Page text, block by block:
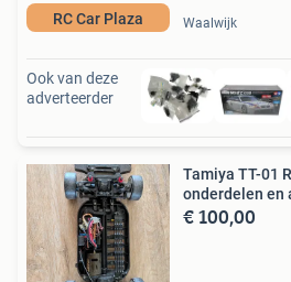
RC Car Plaza Waalwijk
Ook van deze
adverteerder
Tamiya TT-01
onderdelen en
€ 100,00